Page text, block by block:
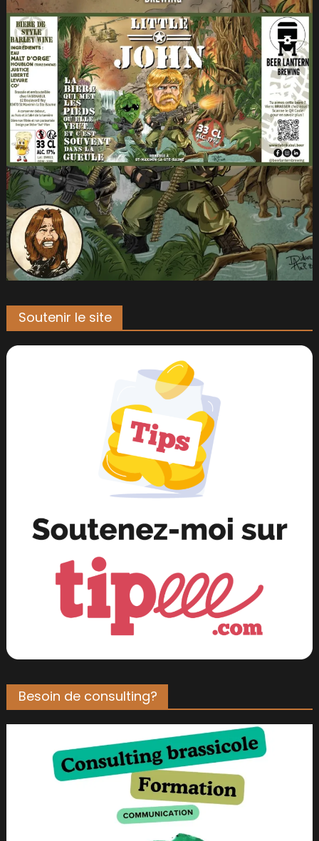
Soutenir le site
Besoin de consulting?